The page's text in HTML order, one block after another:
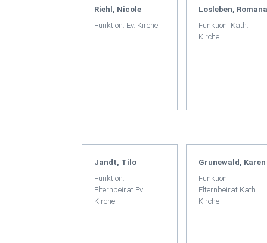
Riehl, Nicole
Funktion: Ev. Kirche
Losleben, Romana
Funktion: Kath.
Kirche
Jandt, Tilo
Funktion:
Elternbeirat Ev.
Kirche
Grunewald, Karen
Funktion:
Elternbeirat Kath.
Kirche